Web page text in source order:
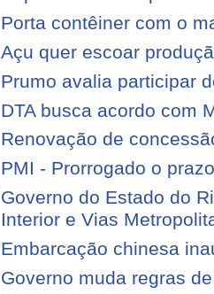
Porta contêiner com o
Açu quer escoar
Prumo avalia participar
DTA busca acordo com
Renovação de
PMI - Prorrogado o
Governo do Estado do
Interior e Vias
Embarcação chinesa
Governo muda regras